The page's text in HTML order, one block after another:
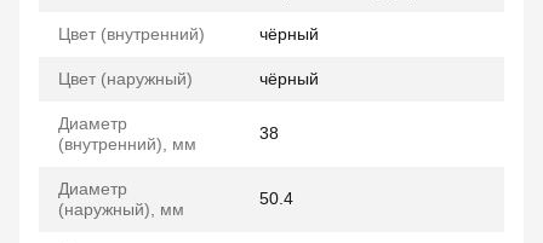
Цвет (внутренний) чёрный
Цвет (наружный) чёрный
Диаметр
(внутренний), мм
38
Диаметр
(наружный), мм
50.4